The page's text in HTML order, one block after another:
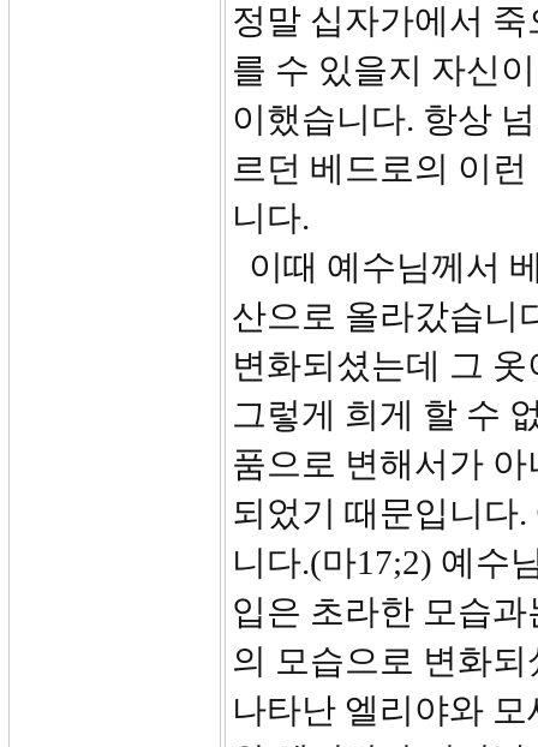
정말 십자가에서
를 수 있을지 자신
이했습니다. 항상
르던 베드로의 이
니다.
이때 예수님께서
산으로 올라갔습니
변화되셨는데 그
그렇게 희게 할 수
품으로 변해서가
되었기 때문입니다
니다.(마17;2) 예수
입은 초라한 모습
의 모습으로 변화
나타난 엘리야와